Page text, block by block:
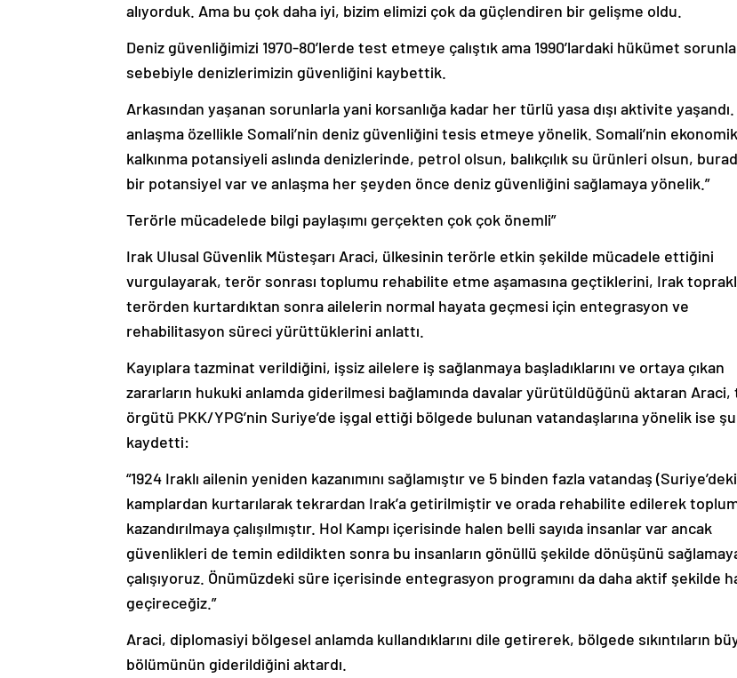
alıyorduk. Ama bu çok daha iyi, bizim elimizi çok da güçlendiren bir gelişme oldu.
Deniz güvenliğimizi 1970-80’lerde test etmeye çalıştık ama 1990’lardaki hükümet
sebebiyle denizlerimizin güvenliğini kaybettik.
Arkasından yaşanan sorunlarla yani korsanlığa kadar her türlü yasa dışı aktivite yaşandı.
anlaşma özellikle Somali’nin deniz güvenliğini tesis etmeye yönelik. Somali’nin ekonomik
kalkınma potansiyeli aslında denizlerinde, petrol olsun, balıkçılık su ürünleri olsun,
bir potansiyel var ve anlaşma her şeyden önce deniz güvenliğini sağlamaya yönelik.”
Terörle mücadelede bilgi paylaşımı gerçekten çok çok önemli”
Irak Ulusal Güvenlik Müsteşarı Araci, ülkesinin terörle etkin şekilde mücadele ettiğini
vurgulayarak, terör sonrası toplumu rehabilite etme aşamasına geçtiklerini, Irak
terörden kurtardıktan sonra ailelerin normal hayata geçmesi için entegrasyon ve
rehabilitasyon süreci yürüttüklerini anlattı.
Kayıplara tazminat verildiğini, işsiz ailelere iş sağlanmaya başladıklarını ve ortaya çıkan
zararların hukuki anlamda giderilmesi bağlamında davalar yürütüldüğünü aktaran
örgütü PKK/YPG’nin Suriye’de işgal ettiği bölgede bulunan vatandaşlarına yönelik ise
kaydetti:
“1924 Iraklı ailenin yeniden kazanımını sağlamıştır ve 5 binden fazla vatandaş
kamplardan kurtarılarak tekrardan Irak’a getirilmiştir ve orada rehabilite edilerek
kazandırılmaya çalışılmıştır. Hol Kampı içerisinde halen belli sayıda insanlar var ancak
güvenlikleri de temin edildikten sonra bu insanların gönüllü şekilde dönüşünü
çalışıyoruz. Önümüzdeki süre içerisinde entegrasyon programını da daha aktif şekilde
geçireceğiz.”
Araci, diplomasiyi bölgesel anlamda kullandıklarını dile getirerek, bölgede sıkıntıların
bölümünün giderildiğini aktardı.